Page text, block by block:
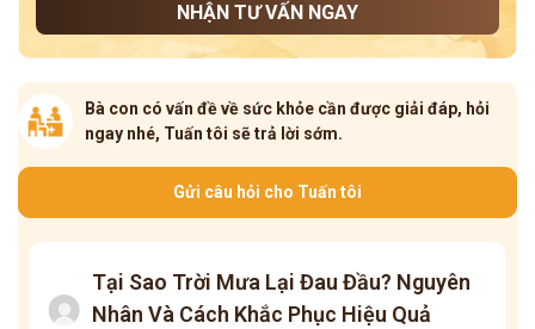
NHẬN TƯ VẤN NGAY
Bà con có vấn đề về sức khỏe cần được giải đáp, hỏi
ngay nhé, Tuấn tôi sẽ trả lời sớm.
Gửi câu hỏi cho Tuấn tôi
Tại Sao Trời Mưa Lại Đau Đầu? Nguyên
Nhân Và Cách Khắc Phục Hiệu Quả